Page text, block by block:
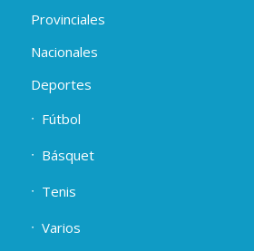
Provinciales
Nacionales
Deportes
Fútbol
Básquet
Tenis
Varios